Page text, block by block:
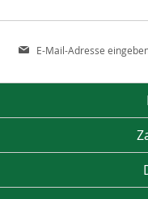
Anmeldung